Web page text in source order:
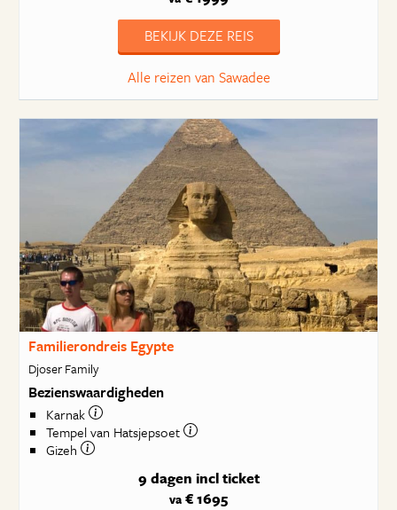
BEKIJK DEZE REIS
Alle reizen van Sawadee
Familierondreis Egypte
Djoser Family
Bezienswaardigheden
Karnak
Tempel van Hatsjepsoet
Gizeh
9 dagen incl ticket
va € 1695